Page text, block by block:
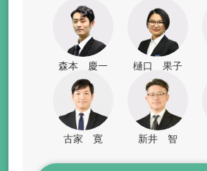
森本 慶一 樋口 果子
古家 寛 新井 智